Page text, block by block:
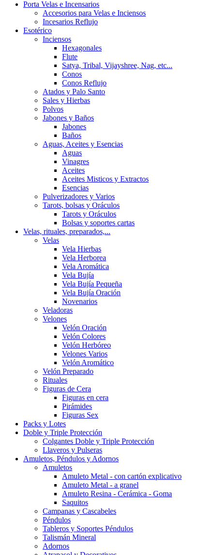
Porta Velas e Incensarios
Accesorios para Velas e Inciensos
Incesarios Reflujo
Esotérico
Inciensos
Hexagonales
Flute
Satya, Tribal, Vijayshree, Nag, etc...
Conos
Conos Reflujo
Atados y Palo Santo
Sales y Hierbas
Polvos
Jabones y Baños
Jabones
Baños
Aguas, Aceites y Esencias
Aguas
Vinagres
Aceites
Aceites Misticos y Extractos
Esencias
Pulverizadores y Varios
Tarots, bolsas y Oráculos
Tarots y Oráculos
Bolsas y soportes cartas
Velas, rituales, preparados,...
Velas
Vela Hierbas
Vela Herborea
Vela Aromática
Vela Bujía
Vela Bujía Pequeña
Vela Bujía Oración
Novenarios
Veladoras
Velones
Velón Oración
Velón Colores
Velón Herbóreo
Velones Varios
Velón Aromático
Velón Preparado
Rituales
Figuras de Cera
Figuras en cera
Pirámides
Figuras Sex
Packs y Lotes
Doble y Triple Protección
Colgantes Doble y Triple Protección
Llaveros y Pulseras
Amuletos, Péndulos y Adornos
Amuletos
Amuleto Metal - con cartón explicativo
Amuleto Metal - a granel
Amuleto Resina - Cerámica - Goma
Saquitos
Campanas y Cascabeles
Péndulos
Tableros y Soportes Péndulos
Talismán Mineral
Adornos